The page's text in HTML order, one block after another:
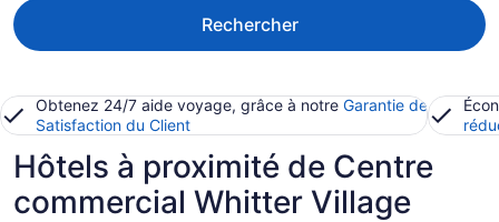
Rechercher
Obtenez 24/7 aide voyage, grâce à notre Garantie de
Satisfaction du Client
Hôtels à proximité de Centre
commercial Whitter Village